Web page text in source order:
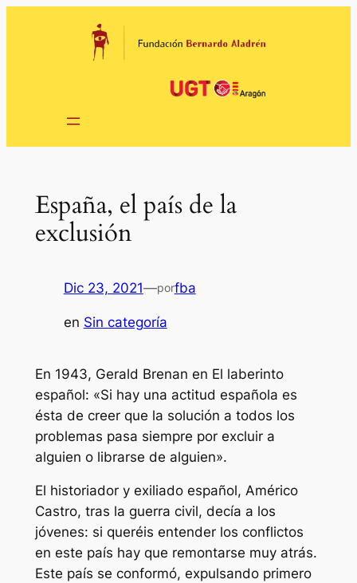
España, el país de la
exclusión
Dic 23, 2021—porfba
en Sin categoría
En 1943, Gerald Brenan en El laberinto
español: «Si hay una actitud española es
ésta de creer que la solución a todos los
problemas pasa siempre por excluir a
alguien o librarse de alguien».
El historiador y exiliado español, Américo
Castro, tras la guerra civil, decía a los
jóvenes: si queréis entender los conflictos
en este país hay que remontarse muy atrás.
Este país se conformó, expulsando primero